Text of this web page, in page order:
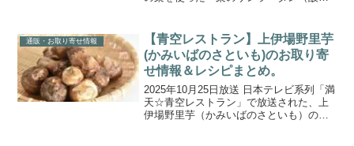
家「与佐ヱ門」を訪れ、とっても大きな
『梨・新高(にい...
通販・お取り寄せ情報
【青空レストラン】上伊場野里芋
(かみいばのさといも)のお取り寄
せ情報＆レシピまとめ。
2025年10月25日放送 日本テレビ系列「満
天☆青空レストラン」で放送された、上
伊場野里芋（かみいばのさといも）の通